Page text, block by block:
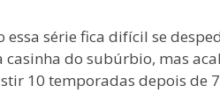
série fica difícil se
casinha do subúrbio, mas
10 temporadas depois de